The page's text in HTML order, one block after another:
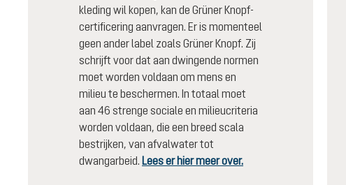
kleding wil kopen, kan de Grüner Knopf-
certificering aanvragen. Er is momenteel
geen ander label zoals Grüner Knopf. Zij
schrijft voor dat aan dwingende normen
moet worden voldaan om mens en
milieu te beschermen. In totaal moet
aan 46 strenge sociale en milieucriteria
worden voldaan, die een breed scala
bestrijken, van afvalwater tot
dwangarbeid. Lees er hier meer over.